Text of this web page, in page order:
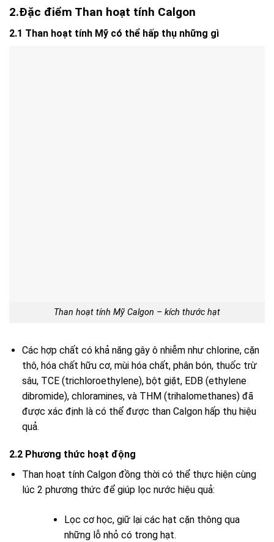
2.Đặc điểm Than hoạt tính Calgon
2.1 Than hoạt tính Mỹ có thể hấp thụ những gì
Than hoạt tính Mỹ Calgon – kích thước hạt
Các hợp chất có khả năng gây ô nhiễm như chlorine, cặn
thô, hóa chất hữu cơ, mùi hóa chất, phân bón, thuốc trừ
sâu, TCE (trichloroethylene), bột giặt, EDB (ethylene
dibromide), chloramines, và THM (trihalomethanes) đã
được xác định là có thể được than Calgon hấp thụ hiệu
quả.
2.2 Phương thức hoạt động
Than hoạt tính Calgon đồng thời có thể thực hiện cùng
lúc 2 phương thức để giúp lọc nước hiệu quả:
Lọc cơ học, giữ lại các hạt cặn thông qua
những lỗ nhỏ có trong hạt.